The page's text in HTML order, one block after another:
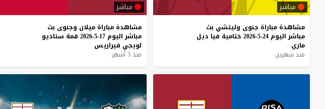
مباشر
مشاهدة مباراة جنوى وليتشي بث
مباشر اليوم 24-5-2026 ختامية فيا ديل
ماري
منذ شهرين
مباشر
مشاهدة مباراة ميلان وجنوى بث
مباشر اليوم 17-5-2026 قمة ستاديو
لويجي فيراريس
منذ 3 أشهر